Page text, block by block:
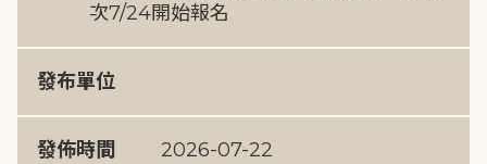
次7/24開始報名
發布單位
發佈時間 2026-07-22